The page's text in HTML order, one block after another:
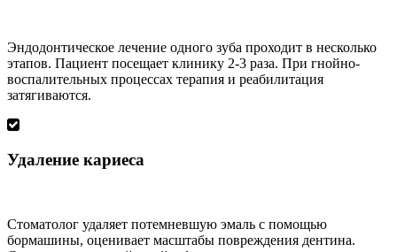
Эндодонтическое лечение одного зуба проходит в несколько
этапов. Пациент посещает клинику 2-3 раза. При гнойно-
воспалительных процессах терапия и реабилитация
затягиваются.
Удаление кариеса
Стоматолог удаляет потемневшую эмаль с помощью
бормашины, оценивает масштабы повреждения дентина.